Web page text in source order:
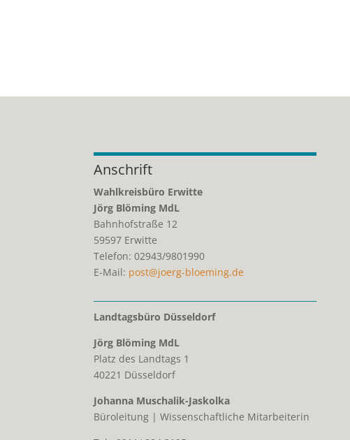
Anschrift
Wahlkreisbüro Erwitte
Jörg Blöming MdL
Bahnhofstraße 12
59597 Erwitte
Telefon: 02943/9801990
E-Mail: post@joerg-bloeming.de
Landtagsbüro Düsseldorf
Jörg Blöming MdL
Platz des Landtags 1
40221 Düsseldorf
Johanna Muschalik-Jaskolka
Büroleitung | Wissenschaftliche Mitarbeiterin